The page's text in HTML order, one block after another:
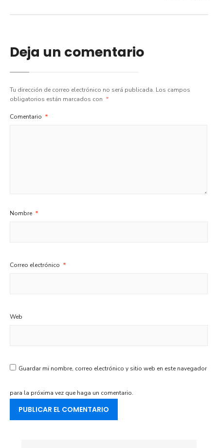
Deja un comentario
Tu dirección de correo electrónico no será publicada. Los campos
obligatorios están marcados con *
Comentario *
Nombre *
Correo electrónico *
Web
Guardar mi nombre, correo electrónico y sitio web en este navegador
para la próxima vez que haga un comentario.